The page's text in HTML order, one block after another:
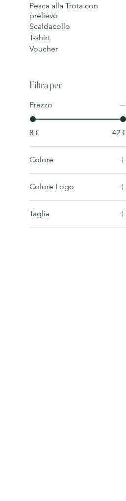
Pesca alla Trota con
prelievo
Scaldacollo
T-shirt
Voucher
Filtra per
Prezzo
8 € 42 €
Colore
Colore Logo
Taglia
L